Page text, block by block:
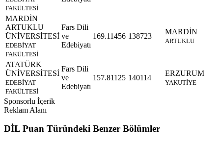
FAKÜLTESİ
MARDİN
ARTUKLU
ÜNİVERSİTESİ
EDEBİYAT
FAKÜLTESİ
Fars Dili
ve
Edebiyatı
169.11456 138723
MARDİN
ARTUKLU
ATATÜRK
ÜNİVERSİTESİ
EDEBİYAT
FAKÜLTESİ
Fars Dili
ve
Edebiyatı
157.81125 140114
ERZURUM
YAKUTİYE
Sponsorlu İçerik
Reklam Alanı
DİL Puan Türündeki Benzer Bölümler